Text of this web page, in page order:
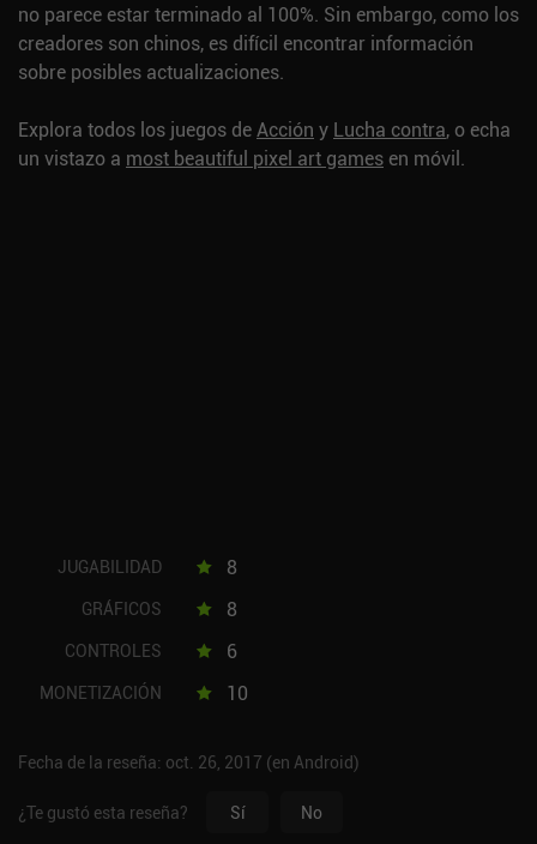
no parece estar terminado al 100%. Sin embargo, como los
creadores son chinos, es difícil encontrar información
sobre posibles actualizaciones.
Explora todos los juegos deAcción y Lucha contra, o echa
un vistazo a most beautiful pixel art games en móvil.
JUGABILIDAD 8
GRÁFICOS 8
CONTROLES 6
MONETIZACIÓN 10
Fecha de la reseña: oct. 26, 2017 (en Android)
¿Te gustó esta reseña? Sí No